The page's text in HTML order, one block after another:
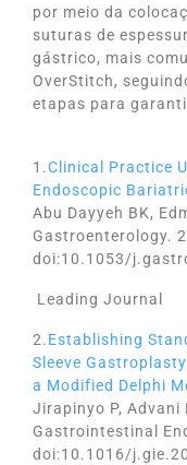
por meio da
suturas de
gástrico, mais
OverStitch,
etapas para
1.Clinical Practice
Endoscopic
Abu Dayyeh BK,
Gastroenterology.
doi:10.1053/
Leading Journal
2. Establishing
Sleeve
a Modified Delphi
Jirapinyo P, Advani
Gastrointestinal
doi:10.1016/